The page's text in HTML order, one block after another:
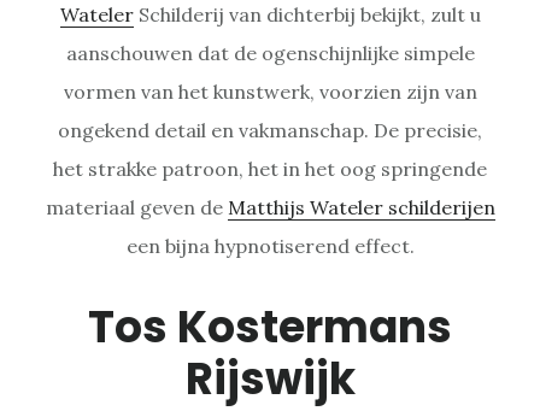
WatelerSchilderij van dichterbij bekijkt, zult u
aanschouwen dat de ogenschijnlijke simpele
vormen van het kunstwerk, voorzien zijn van
ongekend detail en vakmanschap. De precisie,
het strakke patroon, het in het oog springende
materiaal geven de Matthijs Wateler schilderijen
een bijna hypnotiserend effect.
Tos Kostermans
Rijswijk